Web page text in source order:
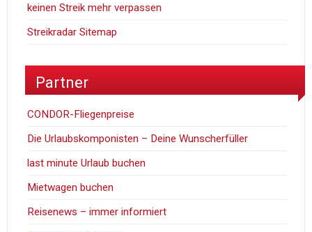
keinen Streik mehr verpassen
Streikradar Sitemap
Partner
CONDOR-Fliegenpreise
Die Urlaubskomponisten – Deine Wunscherfüller
last minute Urlaub buchen
Mietwagen buchen
Reisenews – immer informiert